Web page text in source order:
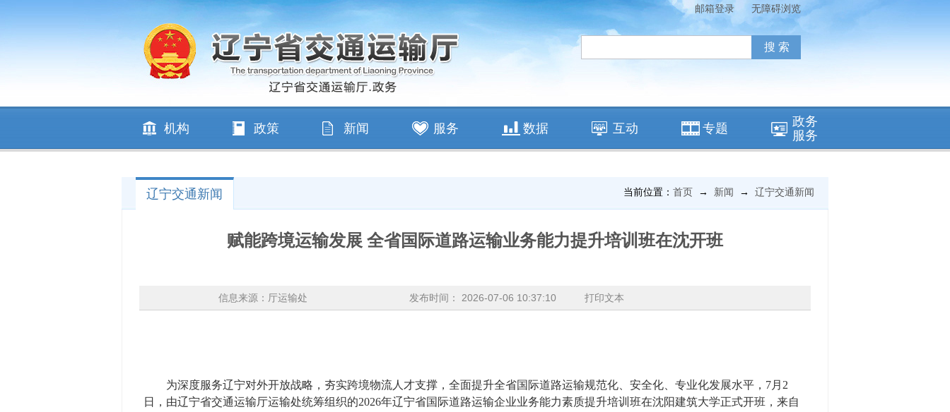
邮箱登录 无障碍浏览
机构 政策 新闻 服务 数据 互动 专题
政务
服务
辽宁交通新闻 当前位置： 首页 → 新闻 → 辽宁交通新闻
赋能跨境运输发展 全省国际道路运输业务能力提升培训班在沈开班
信息来源：厅运输处 发布时间： 2026-07-06 10:37:10 打印文本
为深度服务辽宁对外开放战略，夯实跨境物流人才支撑，全面提升全省国际道路运输规范化、安全化、专业化发展水平，7月2
日，由辽宁省交通运输厅运输处统筹组织的2026年辽宁省国际道路运输企业业务能力素质提升培训班在沈阳建筑大学正式开班，来自